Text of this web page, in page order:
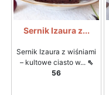
Sernik Izaura z...
Sernik Izaura z wiśniami
– kultowe ciasto w... ⇖
56